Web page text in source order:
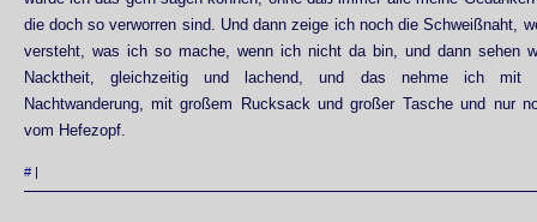
die doch so verworren sind. Und dann zeige ich noch die Schweißnaht,
versteht, was ich so mache, wenn ich nicht da bin, und dann sehen
Nacktheit, gleichzeitig und lachend, und das nehme ich mit
Nachtwanderung, mit großem Rucksack und großer Tasche und nur
vom Hefezopf.
#|